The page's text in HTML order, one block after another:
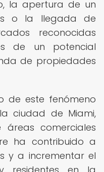
la apertura de un
o la llegada de
reconocidas
de un potencial
de propiedades
de este fenómeno
ciudad de Miami,
comerciales
ha contribuido a
y a incrementar el